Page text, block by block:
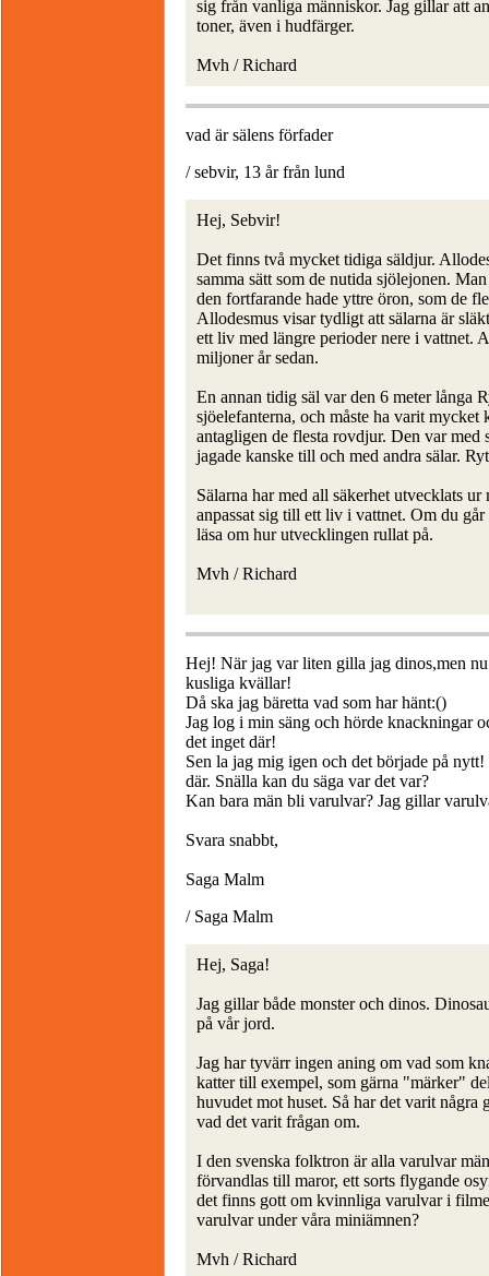
sig från vanliga människor. Jag gillar att
toner, även i hudfärger.
Mvh / Richard
vad är sälens förfader
/ sebvir, 13 år från lund
Hej, Sebvir!
Det finns två mycket tidiga säldjur.
samma sätt som de nutida sjölejonen.
den fortfarande hade yttre öron, som de
Allodesmus visar tydligt att sälarna är
ett liv med längre perioder nere i vattnet.
miljoner år sedan.
En annan tidig säl var den 6 meter långa
sjöelefanterna, och måste ha varit
antagligen de flesta rovdjur. Den var med
jagade kanske till och med andra sälar.
Sälarna har med all säkerhet utvecklats
anpassat sig till ett liv i vattnet. Om du
läsa om hur utvecklingen rullat på.
Mvh / Richard
Hej! När jag var liten gilla jag dinos,men
kusliga kvällar!
Då ska jag bäretta vad som har hänt:()
Jag log i min säng och hörde knackningar
det inget där!
Sen la jag mig igen och det började på
där. Snälla kan du säga var det var?
Kan bara män bli varulvar? Jag gillar
Svara snabbt,
Saga Malm
/ Saga Malm
Hej, Saga!
Jag gillar både monster och dinos.
på vår jord.
Jag har tyvärr ingen aning om vad som
katter till exempel, som gärna "märker"
huvudet mot huset. Så har det varit några
vad det varit frågan om.
I den svenska folktron är alla varulvar
förvandlas till maror, ett sorts flygande
det finns gott om kvinnliga varulvar i
varulvar under våra miniämnen?
Mvh / Richard